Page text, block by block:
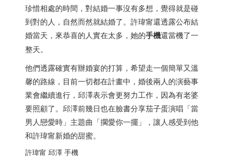
珍惜相處的時間，對結婚一事沒有多想，覺得就是碰
到對的人，自然而然就結婚了。許瑋甯還透露公布結
婚當天，來恭喜的人實在太多，她的手機還當機了一
整天。
他們透露確實有辦婚宴的打算，希望走一個簡單又溫
馨的路線，目前一切都在計畫中，婚後兩人的演藝事
業會繼續進行，邱澤表示會更努力工作，因為有老婆
要照顧了。邱澤前幾日也在臉書分享茄子蛋演唱「當
男人戀愛時」主題曲「擱愛你一擺」，讓人感受到他
和許瑋甯新婚的甜蜜。
許瑋甯 邱澤 手機